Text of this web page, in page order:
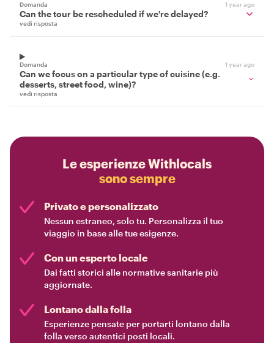
Domanda 1 year ago
Can the tour be rescheduled if we're delayed?
vedi risposta
Domanda 1 year ago
Can we focus on a particular type of cuisine (e.g.
desserts, street food, wine)?
vedi risposta
Le esperienze Withlocals
sono sempre
Privato e personalizzato
Nessun estraneo, solo tu. Personalizza il tuo
viaggio in base alle tue esigenze.
Con un esperto locale
Dai fatti storici alle normative sanitarie più
aggiornate.
Lontano dalla folla
Esperienze pensate per portarti lontano dalla
folla verso autentici posti locali.